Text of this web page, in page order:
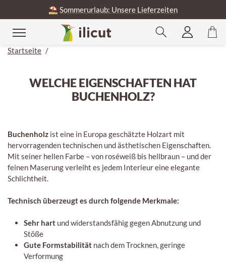
⛱️ Sommerurlaub: Unsere Lieferzeiten
Startseite /
WELCHE EIGENSCHAFTEN HAT
BUCHENHOLZ?
Buchenholz ist eine in Europa geschätzte Holzart mit
hervorragenden technischen und ästhetischen Eigenschaften.
Mit seiner hellen Farbe – von roséweiß bis hellbraun – und der
feinen Maserung verleiht es jedem Interieur eine elegante
Schlichtheit.
Technisch überzeugt es durch folgende Merkmale:
Sehr hart und widerstandsfähig gegen Abnutzung und
Stöße
Gute Formstabilität nach dem Trocknen, geringe
Verformung